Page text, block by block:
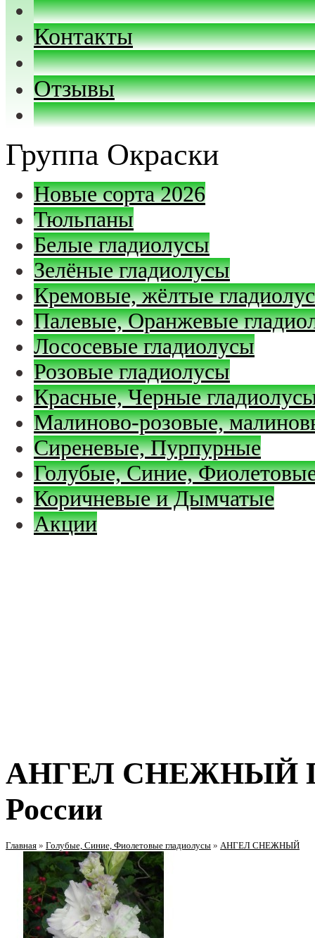
Контакты
Отзывы
Группа Окраски
Новые сорта 2026
Тюльпаны
Белые гладиолусы
Зелёные гладиолусы
Кремовые, жёлтые
Палевые, Оранжевые
Лососевые гладиолусы
Розовые гладиолусы
Красные, Черные
Малиново-розовые,
Сиреневые, Пурпурные
Голубые, Синие,
Коричневые и Дымчатые
Акции
АНГЕЛ СНЕЖНЫЙ
России
Главная » Голубые, Синие, Фиолетовые гладиолусы » АНГЕЛ СНЕЖНЫЙ